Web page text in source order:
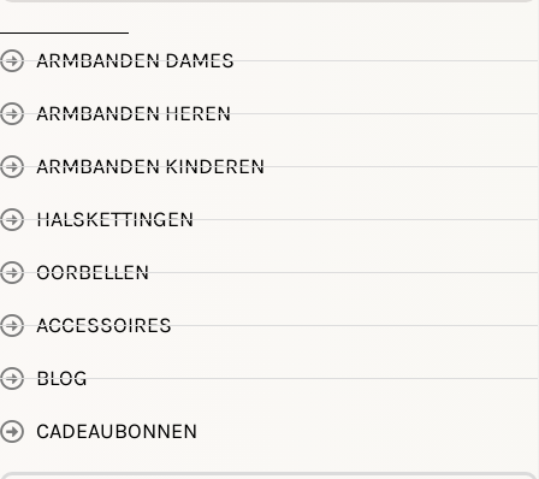
ARMBANDEN DAMES
ARMBANDEN HEREN
ARMBANDEN KINDEREN
HALSKETTINGEN
OORBELLEN
ACCESSOIRES
BLOG
CADEAUBONNEN